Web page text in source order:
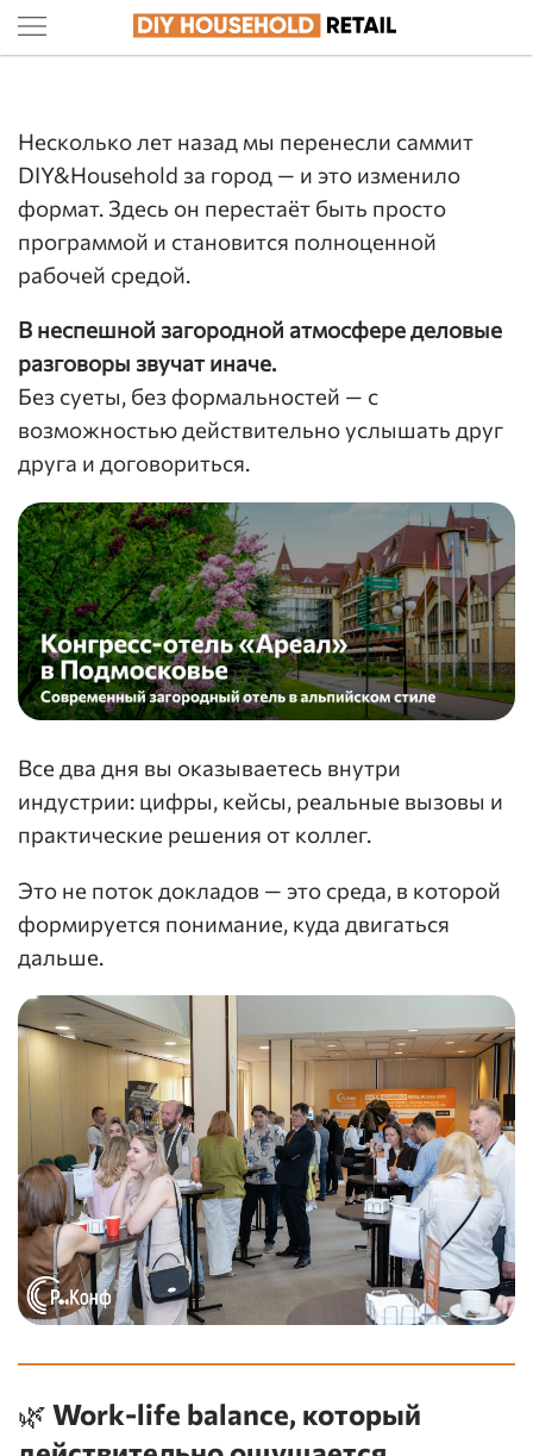
Несколько лет назад мы перенесли саммит
DIY&Household за город — и это изменило
формат. Здесь он перестаёт быть просто
программой и становится полноценной
рабочей средой.
В неспешной загородной атмосфере деловые
разговоры звучат иначе.
Без суеты, без формальностей — с
возможностью действительно услышать друг
друга и договориться.
Все два дня вы оказываетесь внутри
индустрии: цифры, кейсы, реальные вызовы и
практические решения от коллег.
Это не поток докладов — это среда, в которой
формируется понимание, куда двигаться
дальше.
🌿 Work-life balance, который